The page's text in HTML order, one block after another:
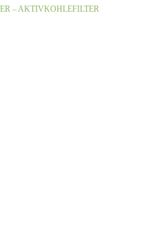
– AKTIVKOHLEFILTER